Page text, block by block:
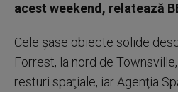
acest weekend, relatează
Cele şase obiecte solide
Forrest, la nord de
resturi spaţiale, iar Agenţia